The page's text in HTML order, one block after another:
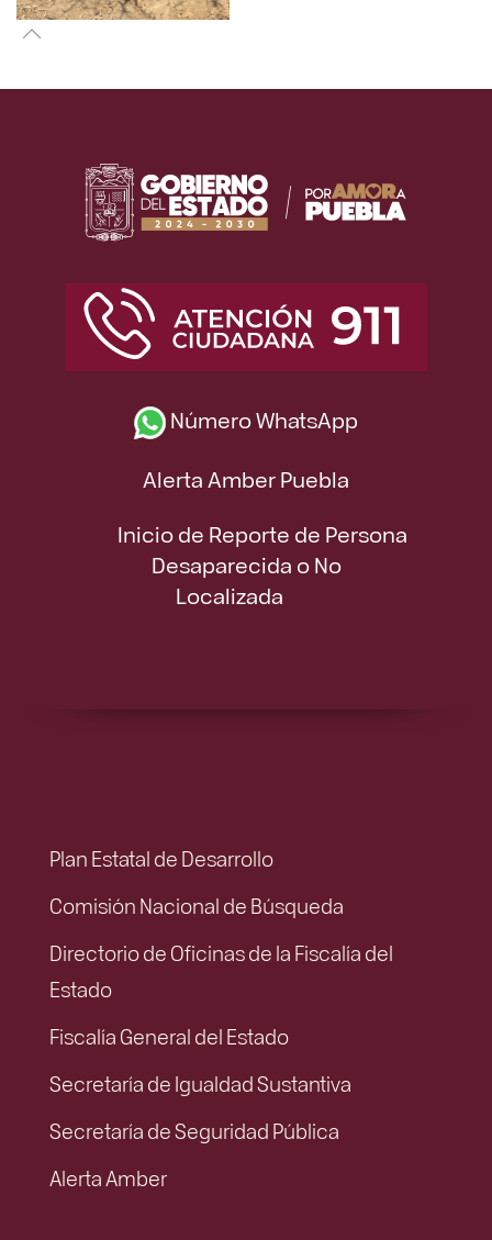
Número WhatsApp
Alerta Amber Puebla
Inicio de Reporte de Persona
Desaparecida o No
Localizada
Plan Estatal de Desarrollo
Comisión Nacional de Búsqueda
Directorio de Oficinas de la Fiscalía del
Estado
Fiscalía General del Estado
Secretaría de Igualdad Sustantiva
Secretaría de Seguridad Pública
Alerta Amber